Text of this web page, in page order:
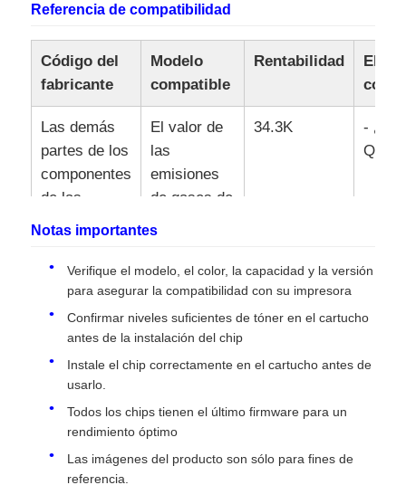
Productos
Sobre nosotros
Contacto
noticias
Toner chip de HP
Chip de tóner Xerox
Chip de tono de Lexmark
Referencia de compatibilidad
Código del
fabricante
Modelo
compatible
Rentabilidad
El
color
Las demás
partes de los
componentes
de las
máquinas
El valor de
las
emisiones
de gases de
es el valor
de las
emisiones
de gases de
efecto
que es el
valor de las
emisiones
34.3K
- ¿
Qué?
Notas importantes
Verifique el modelo, el color, la capacidad y la versión
para asegurar la compatibilidad con su impresora
Confirmar niveles suficientes de tóner en el cartucho
antes de la instalación del chip
Instale el chip correctamente en el cartucho antes de
usarlo.
Todos los chips tienen el último firmware para un
rendimiento óptimo
Las imágenes del producto son sólo para fines de
referencia.